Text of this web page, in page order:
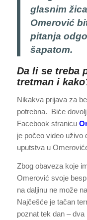
glasnim
Omerović
pitanja
šapatom.
Da li se treba
tretman i
Nikakva prijava za
potrebna. Biće
Facebook stranicu
je počeo video uživo
uputstva u
Zbog obaveza koje
Omerović svoje
na daljinu ne može
Najčešće je tačan
poznat tek dan – dva